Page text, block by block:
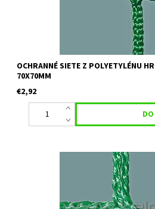
OCHRANNÉ SIETE Z POLYETYLÉNU
70X70MM
€2,92
Určenie:ochranné siete vhodné na
hádzanárských ihrísk a podobne
zelenobiela, modrobiela, žltozelená,
Uvedená cena...